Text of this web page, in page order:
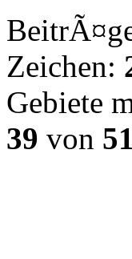
Zeichen:
Gebiete
39 von